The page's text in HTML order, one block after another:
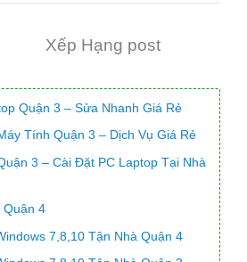
Xếp Hạng post
Quận 3 – Sửa Nhanh Giá Rẻ
Tính Quận 3 – Dịch Vụ Giá Rẻ
3 – Cài Đặt PC Laptop Tại Nhà
Quận 4
7,8,10 Tận Nhà Quận 4